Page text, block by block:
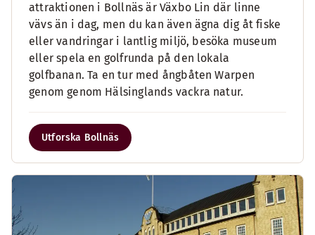
attraktionen i Bollnäs är Växbo Lin där linne
vävs än i dag, men du kan även ägna dig åt fiske
eller vandringar i lantlig miljö, besöka museum
eller spela en golfrunda på den lokala
golfbanan. Ta en tur med ångbåten Warpen
genom genom Hälsinglands vackra natur.
Utforska Bollnäs